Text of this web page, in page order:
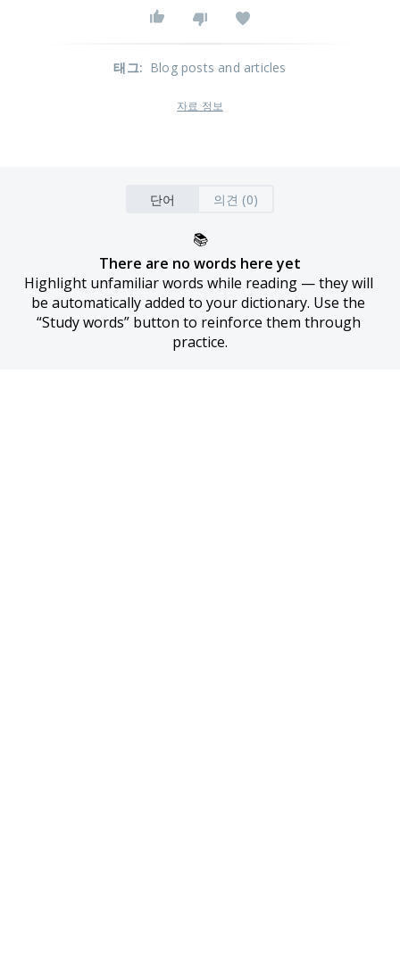
태그: Blog posts and articles
자료 정보
단어 의견 (0)
📚
There are no words here yet
Highlight unfamiliar words while reading — they will
be automatically added to your dictionary. Use the
“Study words” button to reinforce them through
practice.